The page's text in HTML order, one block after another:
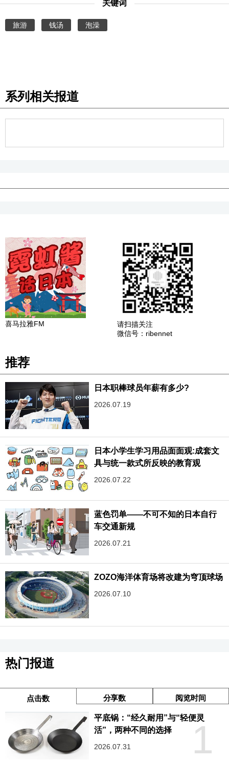
关键词
旅游 钱汤 泡澡
系列相关报道
喜马拉雅FM
请扫描关注
微信号：ribennet
推荐
日本职棒球员年薪有多少?
2026.07.19
日本小学生学习用品面面观:成套文
具与统一款式所反映的教育观
2026.07.22
蓝色罚单——不可不知的日本自行
车交通新规
2026.07.21
ZOZO海洋体育场将改建为穹顶球场
2026.07.10
热门报道
点击数 分享数 阅览时间
1
平底锅：“经久耐用”与“轻便灵
活”，两种不同的选择
2026.07.31